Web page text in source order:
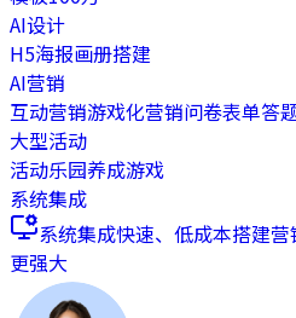
AI设计
H5海报画册搭建
AI营销
互动营销游戏化营销问卷表单答
大型活动
活动乐园养成游戏
系统集成
系统集成快速、低成本搭建营
更强大